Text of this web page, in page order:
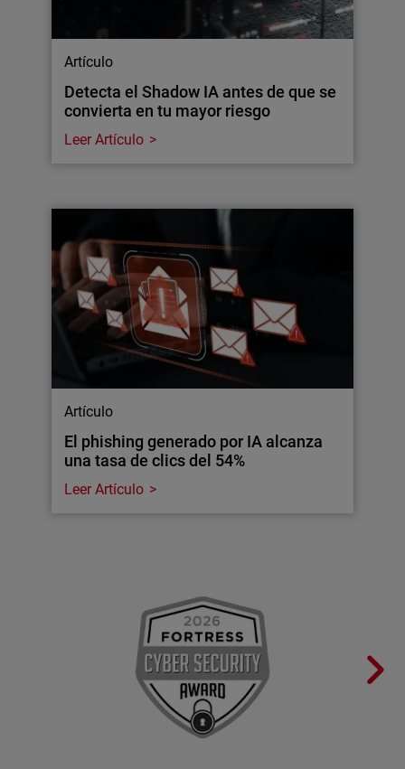
Artículo
Detecta el Shadow IA antes de que se
convierta en tu mayor riesgo
Leer Artículo
Artículo
El phishing generado por IA alcanza
una tasa de clics del 54%
Leer Artículo